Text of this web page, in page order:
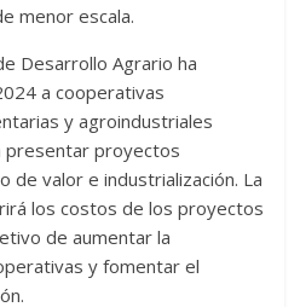
menor escala.
Desarrollo Agrario ha
a cooperativas
y agroindustriales
presentar proyectos
de valor e industrialización. La
los costos de los proyectos
de aumentar la
y fomentar el